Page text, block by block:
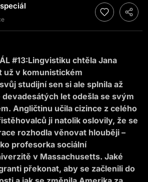
#13:Lingvistiku chtěla Jana
už v komunistickém
studijní sen si ale splnila až
devadesátých let odešla se svým
Angličtinu učila cizince z celého
ji natolik oslovily, že se
rozhodla věnovat hlouběji –
profesorka sociální
v Massachusetts. Jaké
překonat, aby se začlenili do